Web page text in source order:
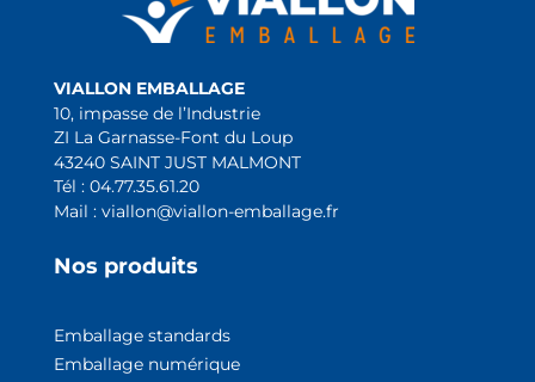
VIALLON EMBALLAGE
10, impasse de l’Industrie
ZI La Garnasse-Font du Loup
43240 SAINT JUST MALMONT
Tél : 04.77.35.61.20
Mail : viallon@viallon-emballage.fr
Nos produits
Emballage standards
Emballage numérique